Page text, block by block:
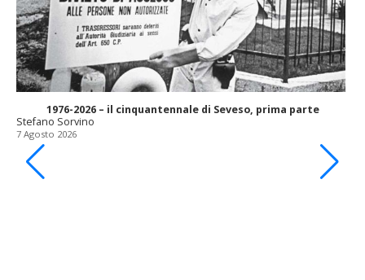
1976-2026 – il cinquantennale di Seveso, prima parte
Stefano Sorvino
7 Agosto 2026